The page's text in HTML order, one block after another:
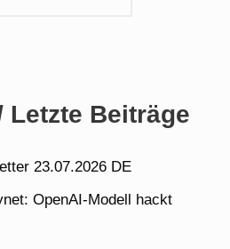
Letzte Beiträge
23.07.2026 DE
OpenAI-Modell hackt